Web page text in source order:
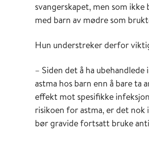
svangerskapet, men som
med barn av mødre som
Hun understreker derfor
– Siden det å ha
astma hos barn enn å bare
effekt mot spesifikke
risikoen for astma, er det
bør gravide fortsatt bruke